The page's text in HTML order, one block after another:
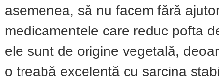
asemenea, să nu facem fără
medicamentele care reduc pofta
ele sunt de origine vegetală,
o treabă excelentă cu sarcina